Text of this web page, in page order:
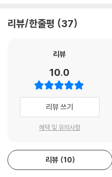
리뷰/한줄평 37
리뷰
10.0
리뷰 쓰기
혜택 및 유의사항
리뷰 10